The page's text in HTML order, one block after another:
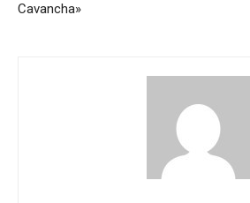
Cavancha»